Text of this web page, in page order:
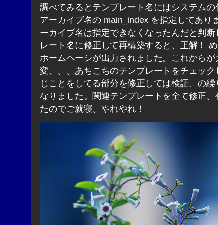
調べてみるとテンプレート名にはシステムの
アーカイブ名の main_index を指定してあり
ーカイブ名は指定できなくなったんだと判断
レート名に修正して再構築すると、正解！
ホームページが出力されました。これからが
変、、、あちこちのテンプレートをチェック
じことをしてる部分を修正しては検証、の繰
なりました。関連テンプレートを全て修正、
たのでご就寝、やれやれ！